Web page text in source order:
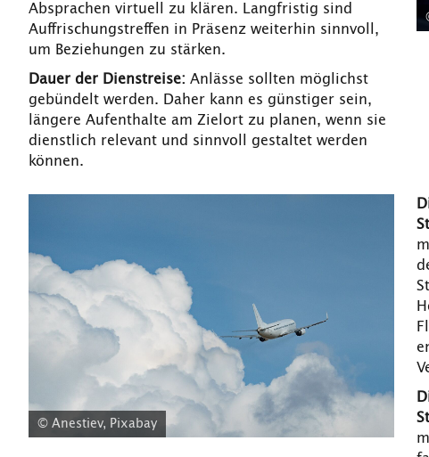
Absprachen virtuell zu klären. Langfristig sind
Auffrischungstreffen in Präsenz weiterhin sinnvoll,
um Beziehungen zu stärken.
Dauer der Dienstreise: Anlässe sollten möglichst
gebündelt werden. Daher kann es günstiger sein,
längere Aufenthalte am Zielort zu planen, wenn sie
dienstlich relevant und sinnvoll gestaltet werden
können.
© Anestiev, Pixabay